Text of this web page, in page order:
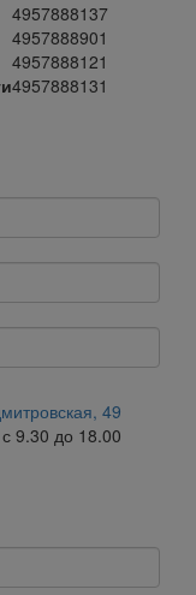
4957888137
4957888901
4957888121
4957888131
49
9.30 до 18.00